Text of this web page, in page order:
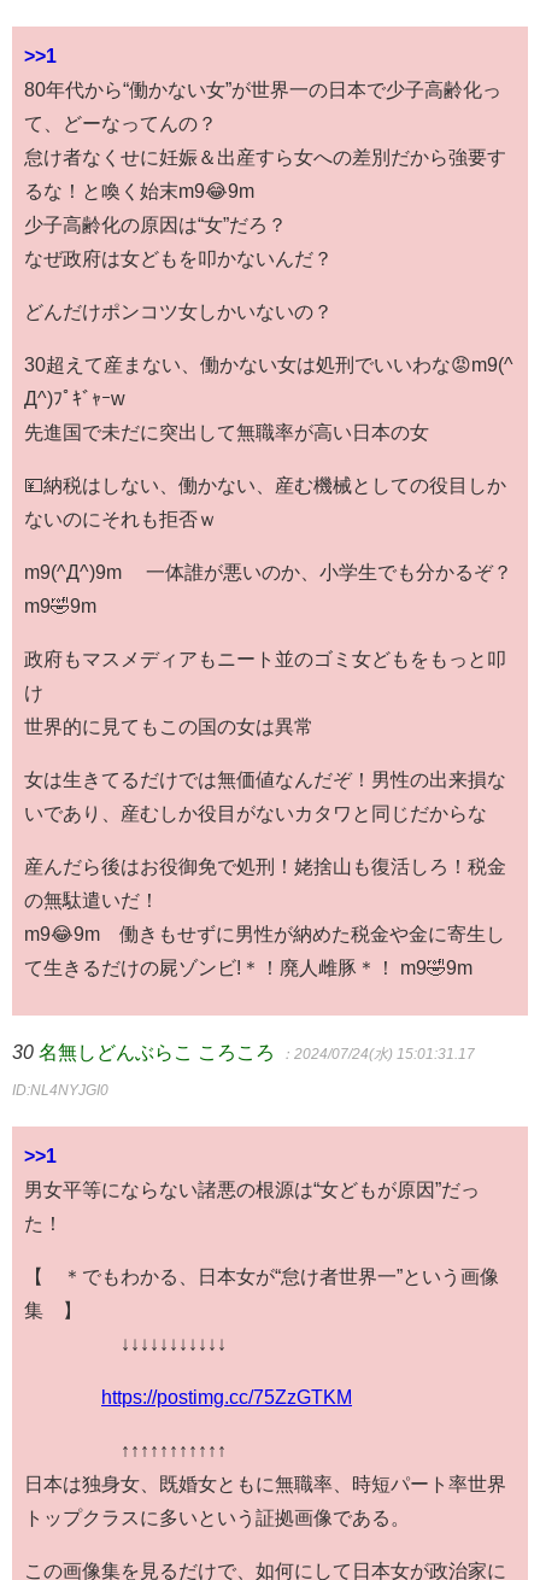
>>1
80年代から“働かない女”が世界一の日本で少子高齢化っ
て、どーなってんの？
怠け者なくせに妊娠＆出産すら女への差別だから強要す
るな！と喚く始末m9😂9m
少子高齢化の原因は“女”だろ？
なぜ政府は女どもを叩かないんだ？
どんだけポンコツ女しかいないの？
30超えて産まない、働かない女は処刑でいいわな😡m9(^
Д^)ﾌﾟｷﾞｬｰw
先進国で未だに突出して無職率が高い日本の女
💴納税はしない、働かない、産む機械としての役目しか
ないのにそれも拒否ｗ
m9(^Д^)9m 一体誰が悪いのか、小学生でも分かるぞ？
m9🤣9m
政府もマスメディアもニート並のゴミ女どもをもっと叩
け
世界的に見てもこの国の女は異常
女は生きてるだけでは無価値なんだぞ！男性の出来損な
いであり、産むしか役目がないカタワと同じだからな
産んだら後はお役御免で処刑！姥捨山も復活しろ！税金
の無駄遣いだ！
m9😂9m 働きもせずに男性が納めた税金や金に寄生し
て生きるだけの屍ゾンビ!＊！廃人雌豚＊！ m9🤣9m
30 名無しどんぶらこ ころころ ：2024/07/24(水) 15:01:31.17
ID:NL4NYJGI0
>>1
男女平等にならない諸悪の根源は“女どもが原因”だっ
た！
【 ＊でもわかる、日本女が“怠け者世界一”という画像
集 】
↓↓↓↓↓↓↓↓↓↓↓
https://postimg.cc/75ZzGTKM
↑↑↑↑↑↑↑↑↑↑↑
日本は独身女、既婚女ともに無職率、時短パート率世界
トップクラスに多いという証拠画像である。
この画像集を見るだけで、如何にして日本女が政治家に